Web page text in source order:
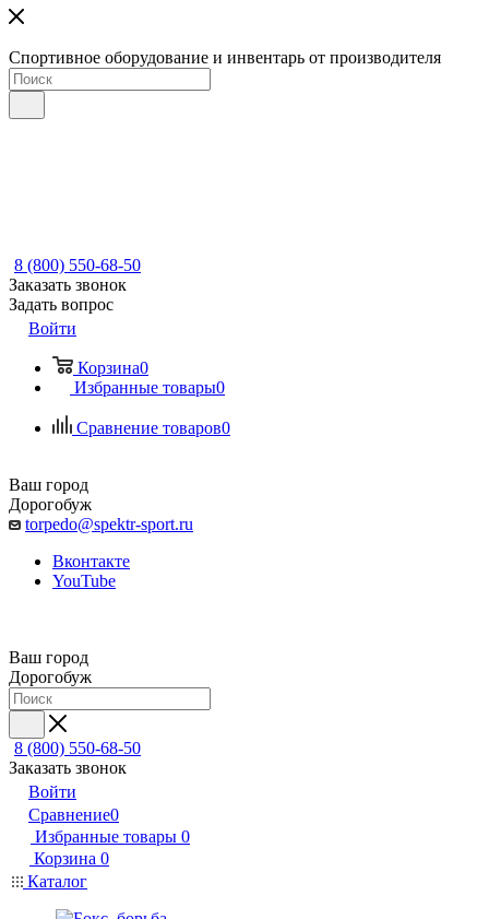
Спортивное оборудование и инвентарь от производителя
8 (800) 550-68-50
Заказать звонок
Задать вопрос
Войти
Корзина0
Избранные товары0
Сравнение товаров0
Ваш город
Дорогобуж
torpedo@spektr-sport.ru
Вконтакте
YouTube
Ваш город
Дорогобуж
8 (800) 550-68-50
Заказать звонок
Войти
Сравнение0
Избранные товары 0
Корзина 0
Каталог